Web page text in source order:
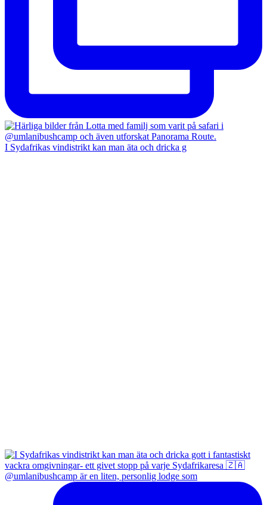
I Sydafrikas vindistrikt kan man äta och dricka g
@umlanibushcamp är en liten, personlig lodge som